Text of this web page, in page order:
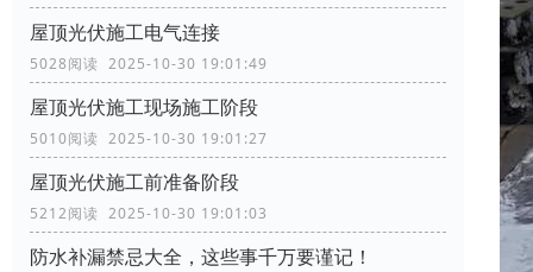
屋顶光伏施工电气连接
5028阅读 2025-10-30 19:01:49
屋顶光伏施工现场施工阶段
5010阅读 2025-10-30 19:01:27
屋顶光伏施工前准备阶段
5212阅读 2025-10-30 19:01:03
防水补漏禁忌大全，这些事千万要谨记！